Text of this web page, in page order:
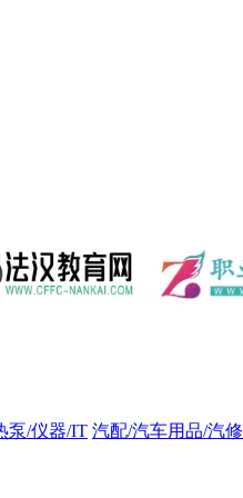
泵/仪器/IT 汽配/汽车用品/汽修